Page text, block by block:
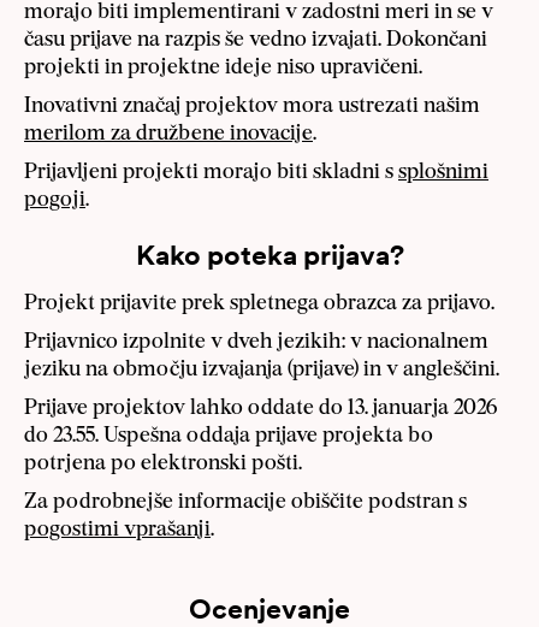
morajo biti implementirani v zadostni meri in se v
času prijave na razpis še vedno izvajati. Dokončani
projekti in projektne ideje niso upravičeni.
Inovativni značaj projektov mora ustrezati našim
merilom za družbene inovacije.
Prijavljeni projekti morajo biti skladni s splošnimi
pogoji.
Kako poteka prijava?
Projekt prijavite prek spletnega obrazca za prijavo.
Prijavnico izpolnite v dveh jezikih: v nacionalnem
jeziku na območju izvajanja (prijave) in v angleščini.
Prijave projektov lahko oddate do 13. januarja 2026
do 23.55. Uspešna oddaja prijave projekta bo
potrjena po elektronski pošti.
Za podrobnejše informacije obiščite podstran s
pogostimi vprašanji.
Ocenjevanje